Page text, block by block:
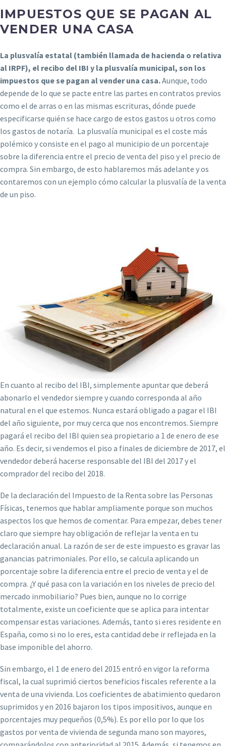
IMPUESTOS QUE SE PAGAN AL
VENDER UNA CASA
La plusvalía estatal (también llamada de hacienda o relativa
al IRPF), el recibo del IBI y la plusvalía municipal, son los
impuestos que se pagan al vender una casa.Aunque, todo
depende de lo que se pacte entre las partes en contratos previos
como el de arras o en las mismas escrituras, dónde puede
especificarse quién se hace cargo de estos gastos u otros como
los gastos de notaría. La plusvalía municipal es el coste más
polémico y consiste en el pago al municipio de un porcentaje
sobre la diferencia entre el precio de venta del piso y el precio de
compra. Sin embargo, de esto hablaremos más adelante y os
contaremos con un ejemplo cómo calcular la plusvalía de la venta
de un piso.
En cuanto al recibo del IBI, simplemente apuntar que deberá
abonarlo el vendedor siempre y cuando corresponda al año
natural en el que estemos. Nunca estará obligado a pagar el IBI
del año siguiente, por muy cerca que nos encontremos. Siempre
pagará el recibo del IBI quien sea propietario a 1 de enero de ese
año. Es decir, si vendemos el piso a finales de diciembre de 2017, el
vendedor deberá hacerse responsable del IBI del 2017 y el
comprador del recibo del 2018.
De la declaración del Impuesto de la Renta sobre las Personas
Físicas, tenemos que hablar ampliamente porque son muchos
aspectos los que hemos de comentar. Para empezar, debes tener
claro que siempre hay obligación de reflejar la venta en tu
declaración anual. La razón de ser de este impuesto es gravar las
ganancias patrimoniales. Por ello, se calcula aplicando un
porcentaje sobre la diferencia entre el precio de venta y el de
compra. ¿Y qué pasa con la variación en los niveles de precio del
mercado inmobiliario? Pues bien, aunque no lo corrige
totalmente, existe un coeficiente que se aplica para intentar
compensar estas variaciones. Además, tanto si eres residente en
España, como si no lo eres, esta cantidad debe ir reflejada en la
base imponible del ahorro.
Sin embargo, el 1 de enero del 2015 entró en vigor la reforma
fiscal, la cual suprimió ciertos beneficios fiscales referente a la
venta de una vivienda. Los coeficientes de abatimiento quedaron
suprimidos y en 2016 bajaron los tipos impositivos, aunque en
porcentajes muy pequeños (0,5%). Es por ello por lo que los
gastos por venta de vivienda de segunda mano son mayores,